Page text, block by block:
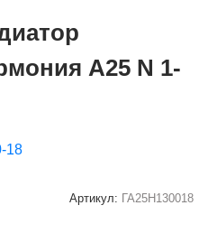
А25 N 1-
Артикул: ГА25Н130018